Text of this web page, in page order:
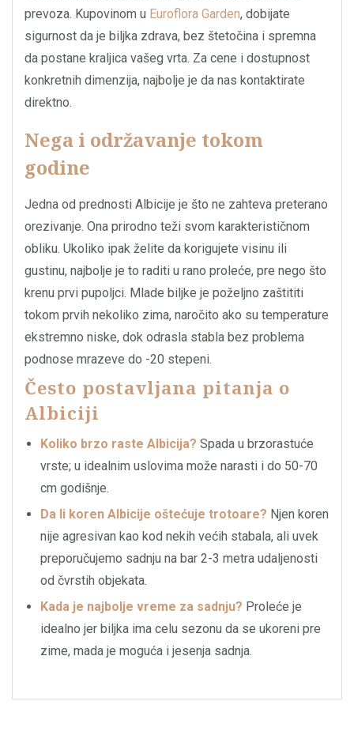
prevoza. Kupovinom u Euroflora Garden, dobijate
sigurnost da je biljka zdrava, bez štetočina i spremna
da postane kraljica vašeg vrta. Za cene i dostupnost
konkretnih dimenzija, najbolje je da nas kontaktirate
direktno.
Nega i održavanje tokom
godine
Jedna od prednosti Albicije je što ne zahteva preterano
orezivanje. Ona prirodno teži svom karakterističnom
obliku. Ukoliko ipak želite da korigujete visinu ili
gustinu, najbolje je to raditi u rano proleće, pre nego što
krenu prvi pupoljci. Mlade biljke je poželjno zaštititi
tokom prvih nekoliko zima, naročito ako su temperature
ekstremno niske, dok odrasla stabla bez problema
podnose mrazeve do -20 stepeni.
Često postavljana pitanja o
Albiciji
Koliko brzo raste Albicija? Spada u brzorastuće
vrste; u idealnim uslovima može narasti i do 50-70
cm godišnje.
Da li koren Albicije oštećuje trotoare? Njen koren
nije agresivan kao kod nekih većih stabala, ali uvek
preporučujemo sadnju na bar 2-3 metra udaljenosti
od čvrstih objekata.
Kada je najbolje vreme za sadnju? Proleće je
idealno jer biljka ima celu sezonu da se ukoreni pre
zime, mada je moguća i jesenja sadnja.